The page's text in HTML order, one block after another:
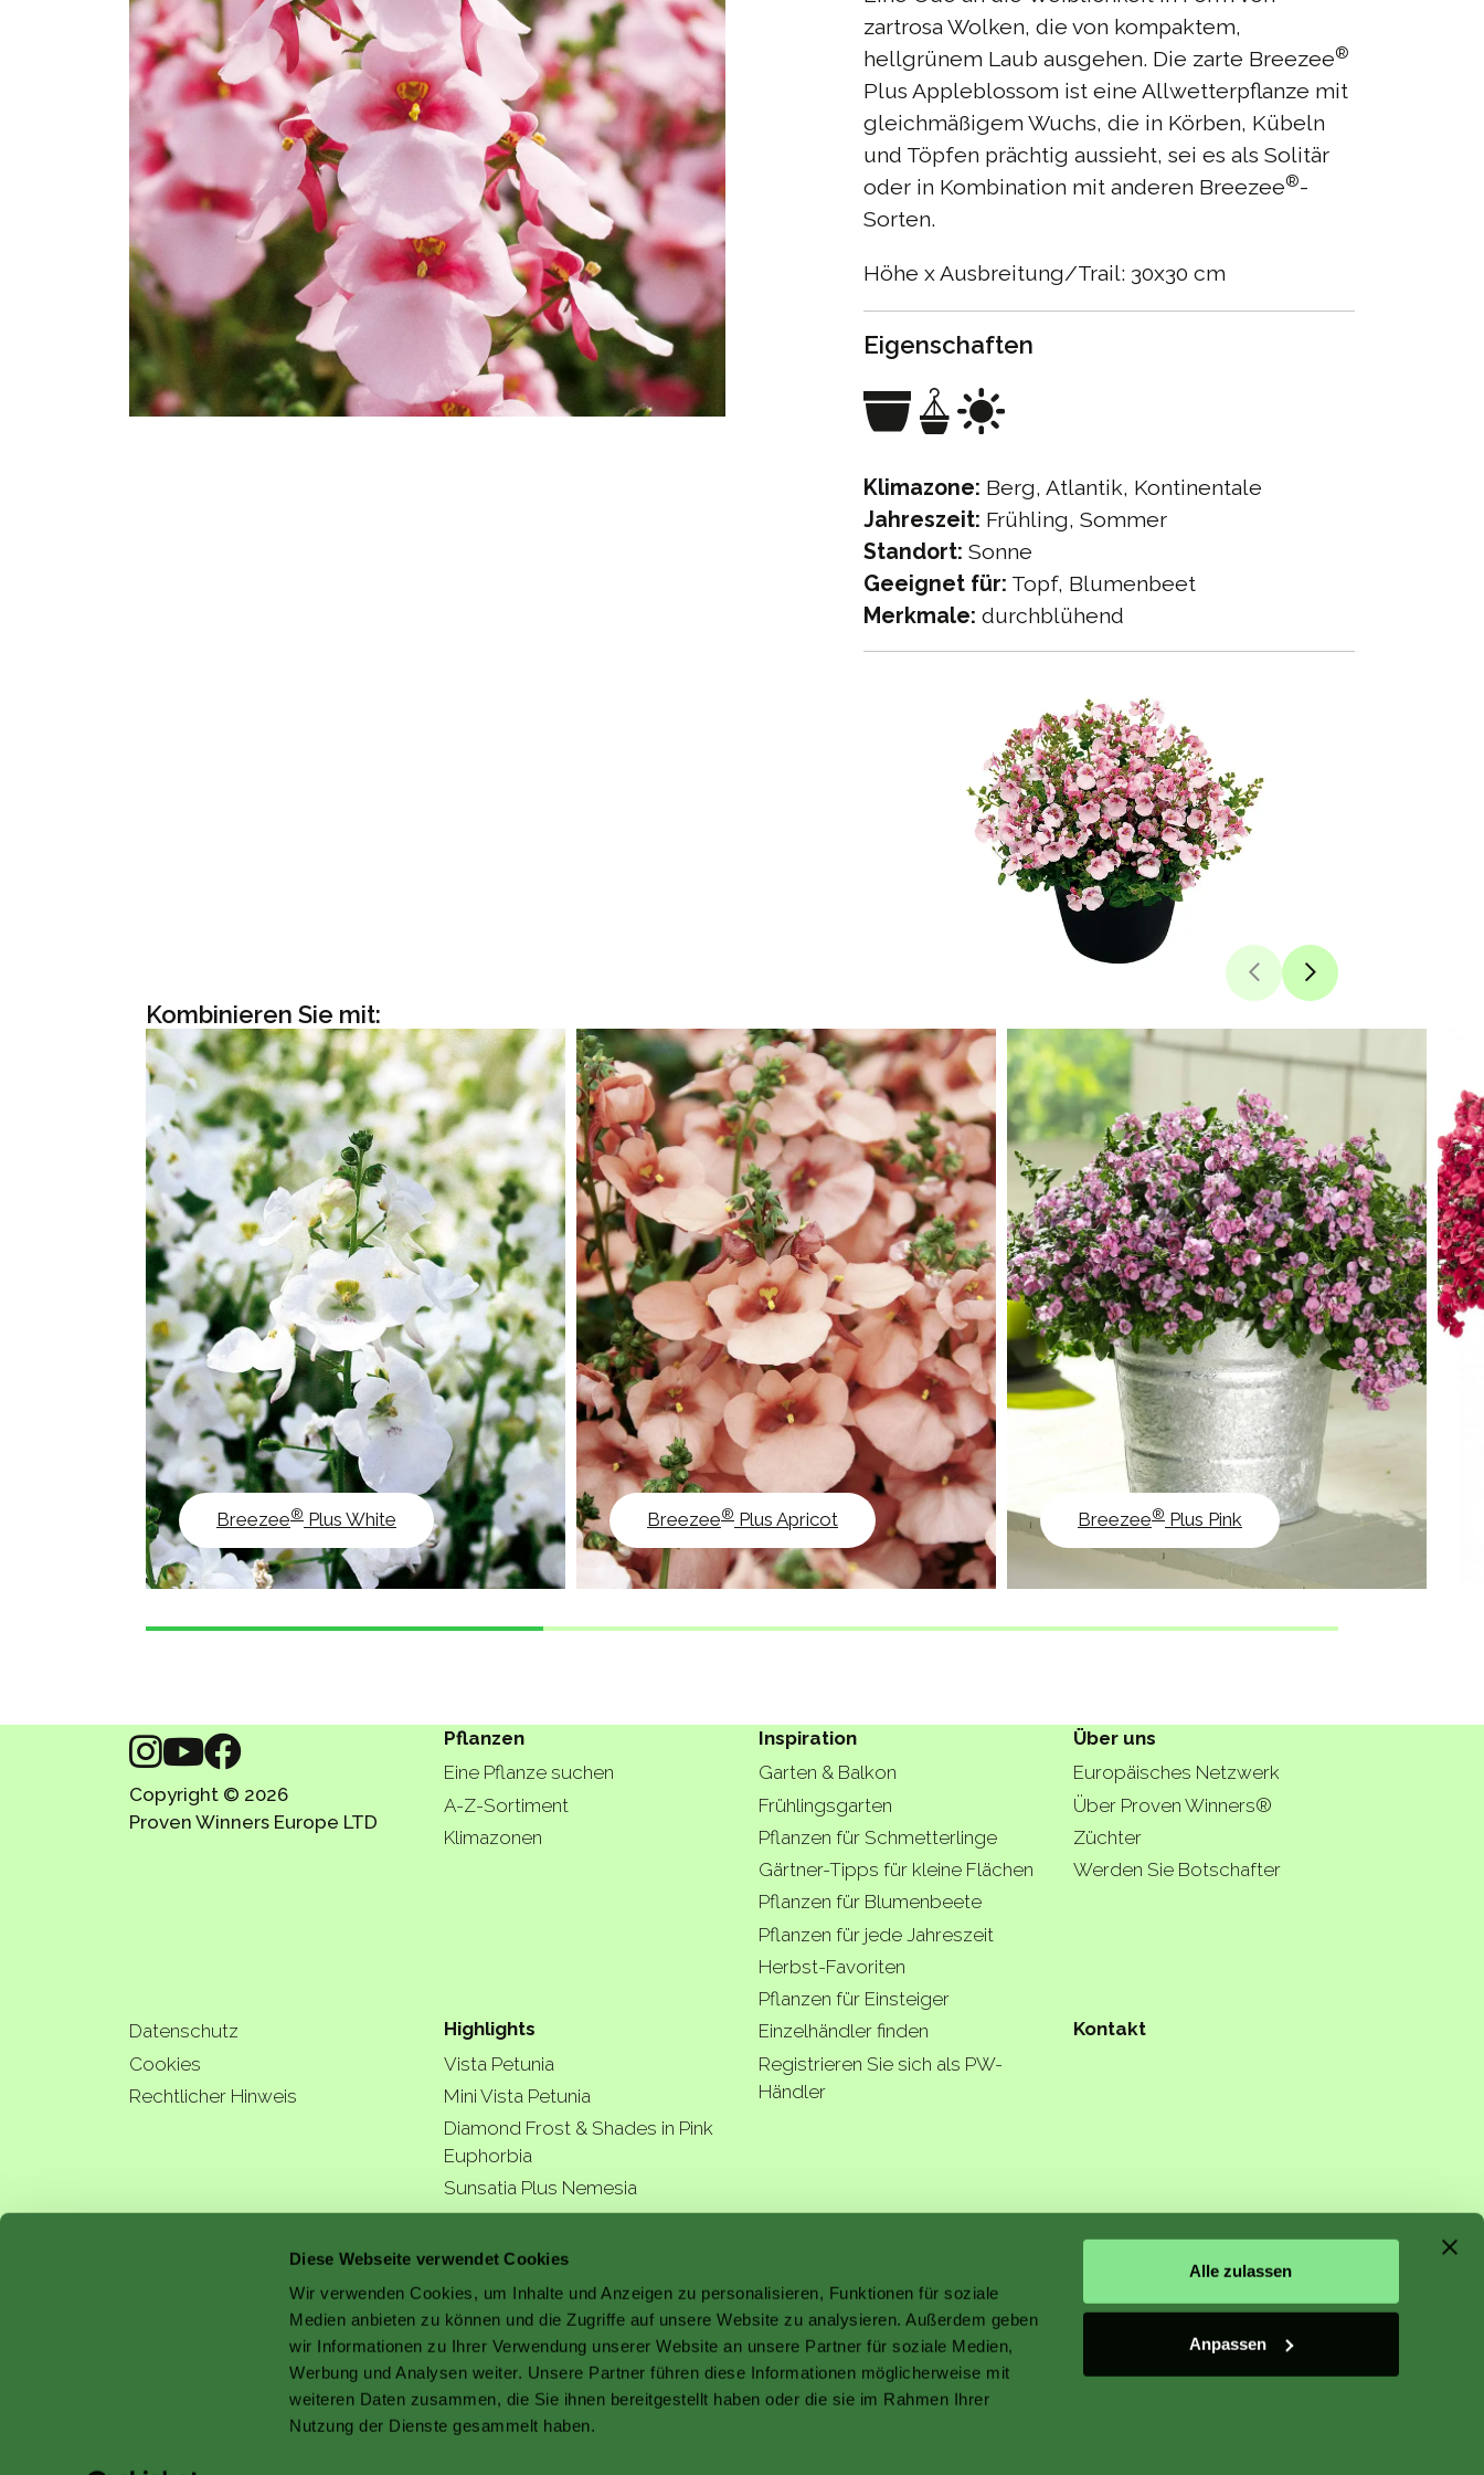
Diese Webseite verwendet Cookies
Wir verwenden Cookies, um Inhalte und Anzeigen zu personalisieren, Funktionen für soziale
Medien anbieten zu können und die Zugriffe auf unsere Website zu analysieren. Außerdem geben
wir Informationen zu Ihrer Verwendung unserer Website an unsere Partner für soziale Medien,
Werbung und Analysen weiter. Unsere Partner führen diese Informationen möglicherweise mit
weiteren Daten zusammen, die Sie ihnen bereitgestellt haben oder die sie im Rahmen Ihrer
Nutzung der Dienste gesammelt haben.
Alle zulassen
Anpassen
zartrosa Wolken, die von kompaktem,
hellgrünem Laub ausgehen. Die zarte Breezee®
Plus Appleblossom ist eine Allwetterpflanze mit
gleichmäßigem Wuchs, die in Körben, Kübeln
und Töpfen prächtig aussieht, sei es als Solitär
oder in Kombination mit anderen Breezee®-
Sorten.
Höhe x Ausbreitung/Trail: 30x30 cm
Eigenschaften
Klimazone: Berg, Atlantik, Kontinentale
Jahreszeit: Frühling, Sommer
Standort: Sonne
Geeignet für: Topf, Blumenbeet
Merkmale: durchblühend
Kombinieren Sie mit:
Breezee® Plus White Breezee® Plus Apricot Breezee® Plus Pink
Copyright © 2026
Proven Winners Europe LTD
Pflanzen
Eine Pflanze suchen
A-Z-Sortiment
Klimazonen
Inspiration
Garten & Balkon
Frühlingsgarten
Pflanzen für Schmetterlinge
Gärtner-Tipps für kleine Flächen
Pflanzen für Blumenbeete
Pflanzen für jede Jahreszeit
Herbst-Favoriten
Pflanzen für Einsteiger
Über uns
Europäisches Netzwerk
Über Proven Winners®
Züchter
Werden Sie Botschafter
Datenschutz
Cookies
Rechtlicher Hinweis
Highlights
Vista Petunia
Mini Vista Petunia
Diamond Frost & Shades in Pink
Euphorbia
Sunsatia Plus Nemesia
Hydrangea Arborescens
Einzelhändler finden
Registrieren Sie sich als PW-
Händler
Kontakt
a better garden starts